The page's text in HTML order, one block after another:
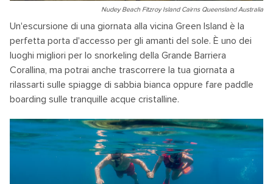
Nudey Beach Fitzroy Island Cairns Queensland Australia
Un'escursione di una giornata alla vicina Green Island è la
perfetta porta d'accesso per gli amanti del sole. È uno dei
luoghi migliori per lo snorkeling della Grande Barriera
Corallina, ma potrai anche trascorrere la tua giornata a
rilassarti sulle spiagge di sabbia bianca oppure fare paddle
boarding sulle tranquille acque cristalline.